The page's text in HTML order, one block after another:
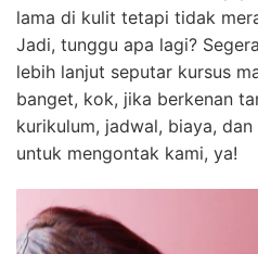
lama di kulit tetapi tidak
Jadi, tunggu apa lagi?
lebih lanjut seputar kursus
banget, kok, jika berkenan
kurikulum, jadwal, biaya,
untuk mengontak kami, ya!